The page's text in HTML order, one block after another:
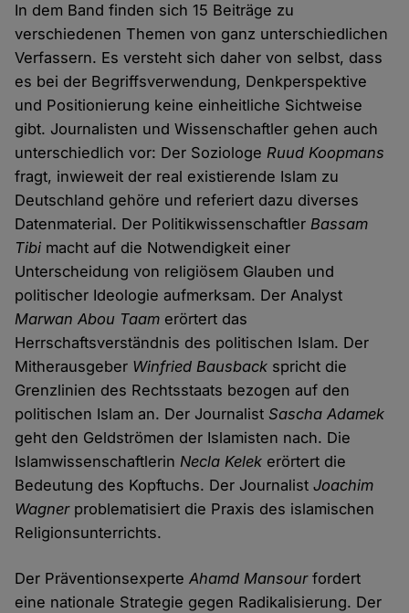
In dem Band finden sich 15 Beiträge zu
verschiedenen Themen von ganz unterschiedlichen
Verfassern. Es versteht sich daher von selbst, dass
es bei der Begriffsverwendung, Denkperspektive
und Positionierung keine einheitliche Sichtweise
gibt. Journalisten und Wissenschaftler gehen auch
unterschiedlich vor: Der SoziologeRuud Koopmans
fragt, inwieweit der real existierende Islam zu
Deutschland gehöre und referiert dazu diverses
Datenmaterial. Der PolitikwissenschaftlerBassam
Tibi macht auf die Notwendigkeit einer
Unterscheidung von religiösem Glauben und
politischer Ideologie aufmerksam. Der Analyst
Marwan Abou Taam erörtert das
Herrschaftsverständnis des politischen Islam. Der
Mitherausgeber Winfried Bausback spricht die
Grenzlinien des Rechtsstaats bezogen auf den
politischen Islam an. Der JournalistSascha Adamek
geht den Geldströmen der Islamisten nach. Die
IslamwissenschaftlerinNecla Kelek erörtert die
Bedeutung des Kopftuchs. Der JournalistJoachim
Wagnerproblematisiert die Praxis des islamischen
Religionsunterrichts.
Der PräventionsexperteAhamd Mansourfordert
eine nationale Strategie gegen Radikalisierung. Der